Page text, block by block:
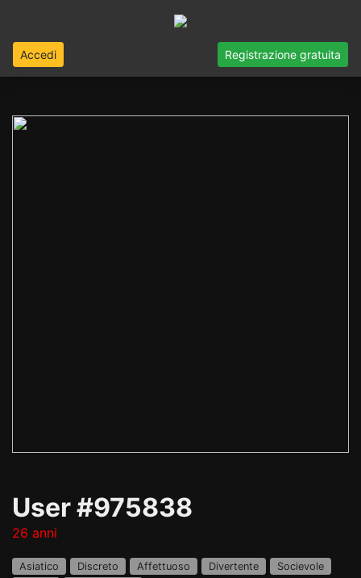
Accedi Registrazione gratuita
User #975838
26 anni
Asiatico Discreto Affettuoso Divertente
Socievole